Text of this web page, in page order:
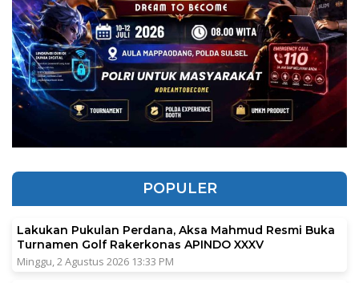
POPULER
Lakukan Pukulan Perdana, Aksa Mahmud Resmi Buka
Turnamen Golf Rakerkonas APINDO XXXV
Minggu, 2 Agustus 2026 13:33 PM